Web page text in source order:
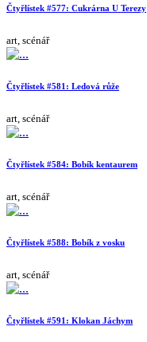
Čtyřlístek #577: Cukrárna U Terezy
art, scénář
Čtyřlístek #581: Ledová růže
art, scénář
Čtyřlístek #584: Bobík kentaurem
art, scénář
Čtyřlístek #588: Bobík z vosku
art, scénář
Čtyřlístek #591: Klokan Jáchym